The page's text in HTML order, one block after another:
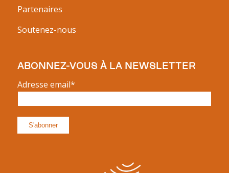
Partenaires
Soutenez-nous
ABONNEZ-VOUS À LA NEWSLETTER
Adresse email*